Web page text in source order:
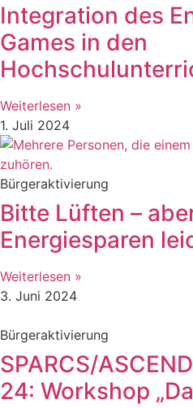
Integration des
Games in den
Weiterlesen »
1. Juli 2024
Bürgeraktivierung
Bitte Lüften –
Energiesparen
Weiterlesen »
3. Juni 2024
Bürgeraktivierung
SPARCS/
24: Workshop